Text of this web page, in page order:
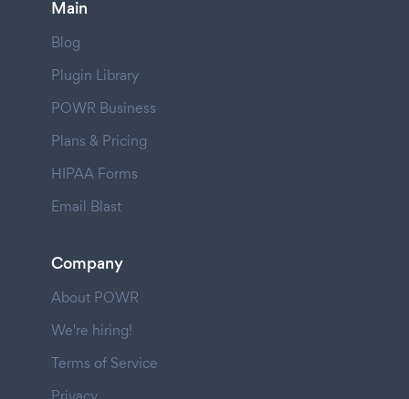
Main
Blog
Plugin Library
POWR Business
Plans & Pricing
HIPAA Forms
Email Blast
Company
About POWR
We're hiring!
Terms of Service